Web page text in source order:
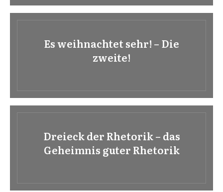
Es weihnachtet sehr! – Die
zweite!
Dreieck der Rhetorik – das
Geheimnis guter Rhetorik